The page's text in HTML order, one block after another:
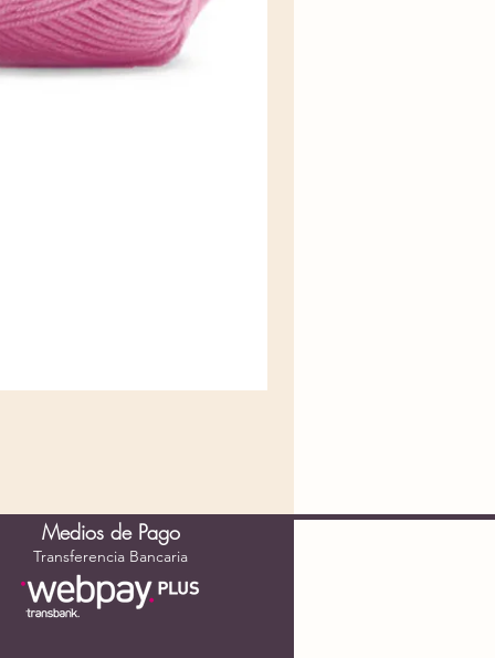
Medios de Pago
Transferencia Bancaria